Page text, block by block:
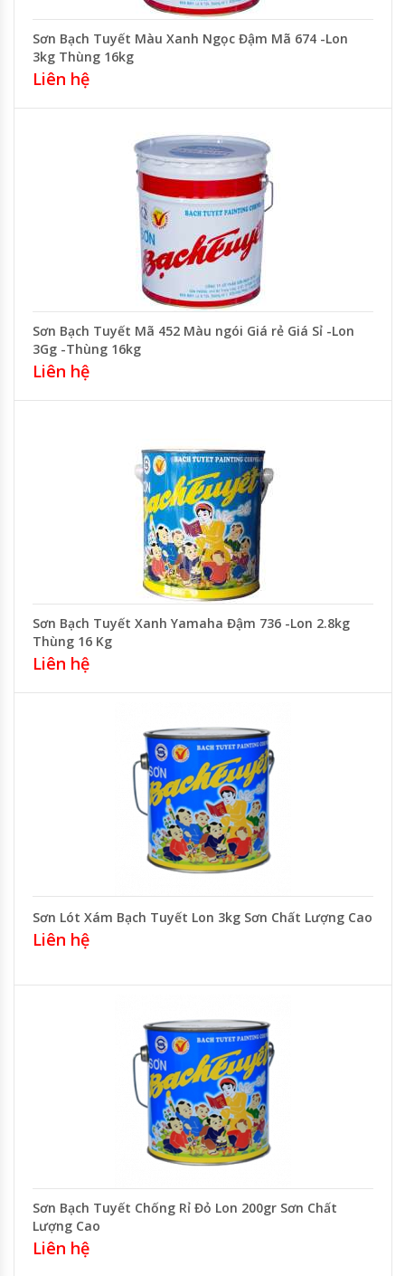
Sơn Bạch Tuyết Màu Xanh Ngọc Đậm Mã 674 -Lon
3kg Thùng 16kg
Liên hệ
Sơn Bạch Tuyết Mã 452 Màu ngói Giá rẻ Giá Sỉ -Lon
3Gg -Thùng 16kg
Liên hệ
Sơn Bạch Tuyết Xanh Yamaha Đậm 736 -Lon 2.8kg
Thùng 16 Kg
Liên hệ
Sơn Lót Xám Bạch Tuyết Lon 3kg Sơn Chất Lượng Cao
Liên hệ
Sơn Bạch Tuyết Chống Rỉ Đỏ Lon 200gr Sơn Chất
Lượng Cao
Liên hệ